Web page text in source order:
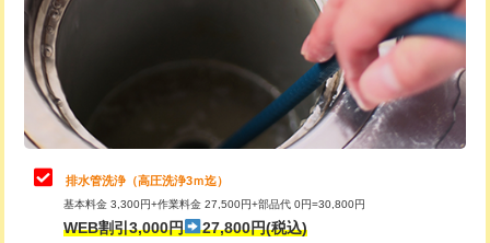
管・ポリ管・HT管使用/3ｍ超え)
排水管工事（土の掘削・埋め戻し作
業）
11,000円~
排水管工事（排水管工事/3ｍまで） 55,000円
排水管工事（追加 排水管工事/3ｍ超
え）
マス交換（土の掘削・埋め戻し作業）
桝清掃 8,800円
止水・漏水調査・防水処理・清掃・修
理・調整・分解・加工など（軽作業）
11,000円
止水・漏水調査・防水処理・清掃・修
理・調整・分解・加工など（中作業）
22,000円
止水・漏水調査・防水処理・清掃・修
理・調整・分解・加工など（重作業）
33,000円
排水管洗浄（高圧洗浄3ｍ迄）
基本料金 3,300円+作業料金 27,500円+部品代 0円=30,800円
WEB割引3,000円 27,800円(税込)